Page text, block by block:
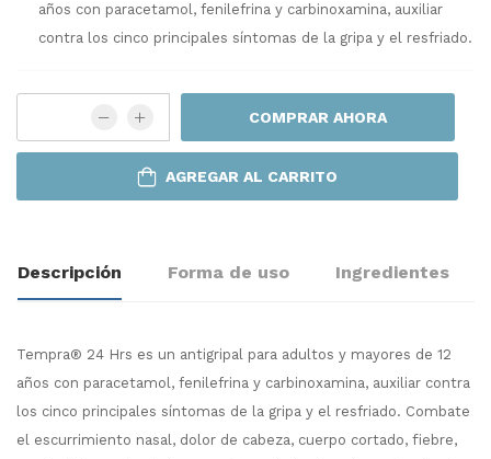
años con paracetamol, fenilefrina y carbinoxamina, auxiliar
contra los cinco principales síntomas de la gripa y el resfriado.
COMPRAR AHORA
AGREGAR AL CARRITO
Descripción Forma de uso Ingredientes
Tempra® 24 Hrs es un antigripal para adultos y mayores de 12
años con paracetamol, fenilefrina y carbinoxamina, auxiliar contra
los cinco principales síntomas de la gripa y el resfriado. Combate
el escurrimiento nasal, dolor de cabeza, cuerpo cortado, fiebre,